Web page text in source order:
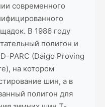
современного
В 1986 году
полигон и
PARC (Daigo Proving
на котором
шин, а в
полигон для